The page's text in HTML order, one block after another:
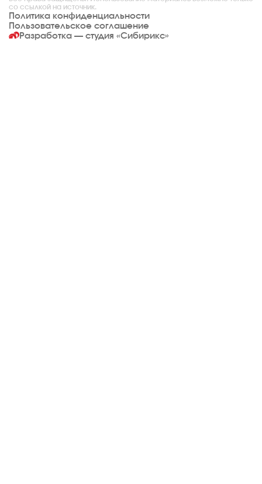
со ссылкой на источник.
Политика конфиденциальности
Пользовательское соглашение
Разработка — студия «Сибирикс»